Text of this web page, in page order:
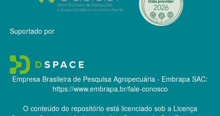
Suportado por
Empresa Brasileira de Pesquisa Agropecuária - Embrapa SAC:
https://www.embrapa.br/fale-conosco
O conteúdo do repositório está licenciado sob a Licença